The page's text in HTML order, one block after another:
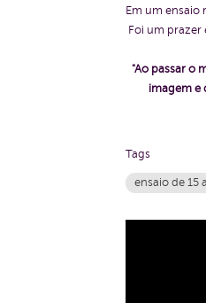
Em um ensaio
Foi um prazer
"Ao passar o
imagem e
Tags
ensaio de 15